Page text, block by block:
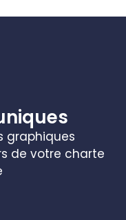
graphiques
de votre charte